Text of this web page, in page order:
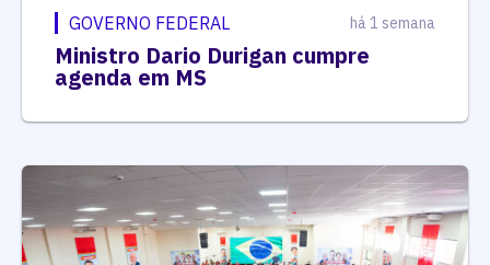
GOVERNO FEDERAL há 1 semana
Ministro Dario Durigan cumpre
agenda em MS